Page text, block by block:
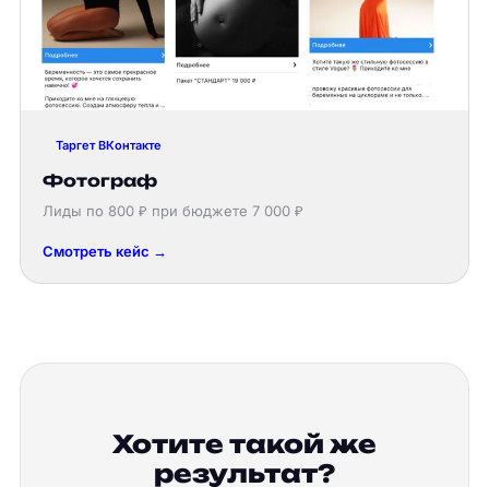
Таргет ВКонтакте
Фотограф
Лиды по 800 ₽ при бюджете 7 000 ₽
Смотреть кейс →
Хотите такой же
результат?